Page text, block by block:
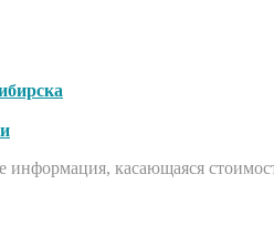
информация, касающаяся